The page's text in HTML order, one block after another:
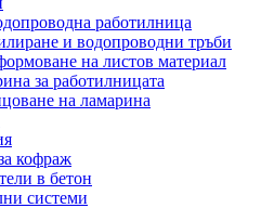
работилница
и водопроводни тръби
на листов материал
за работилницата
на ламарина
кофраж
в бетон
системи